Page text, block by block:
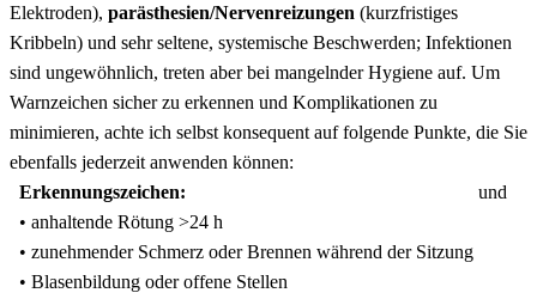
Elektroden), parästhesien/Nervenreizungen (kurzfristiges
Kribbeln) und⁤ sehr⁢ seltene, ‍systemische Beschwerden; Infektionen
sind ungewöhnlich,⁤ treten aber bei mangelnder Hygiene⁢ auf. Um
Warnzeichen ‌sicher zu erkennen⁢ und ​Komplikationen ‍zu
⁢minimieren, achte ich selbst konsequent ⁣auf folgende Punkte, die Sie
ebenfalls jederzeit ⁤anwenden⁢ können:
Erkennungszeichen:
• anhaltende ⁢Rötung >24 h
• zunehmender ‌Schmerz oder⁣ Brennen ⁣während der Sitzung
• Blasenbildung​ oder offene Stellen
und